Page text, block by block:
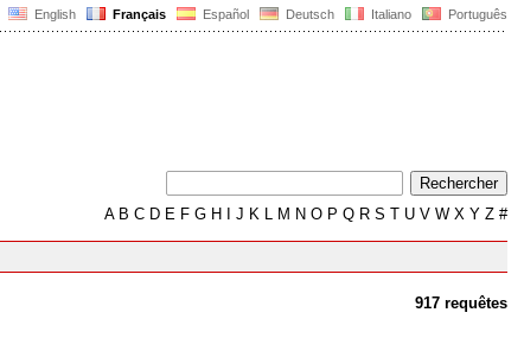
English Français Español Deutsch Italiano Português
AB C D E F G H J K L M N O P Q R S T U V W X Y Z #
917 requêtes